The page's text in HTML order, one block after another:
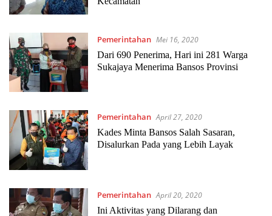
Pemerintahan Mei 16, 2020
Dari 690 Penerima, Hari ini 281 Warga
Sukajaya Menerima Bansos Provinsi
Pemerintahan April 27, 2020
Kades Minta Bansos Salah Sasaran,
Disalurkan Pada yang Lebih Layak
Pemerintahan April 20, 2020
Ini Aktivitas yang Dilarang dan